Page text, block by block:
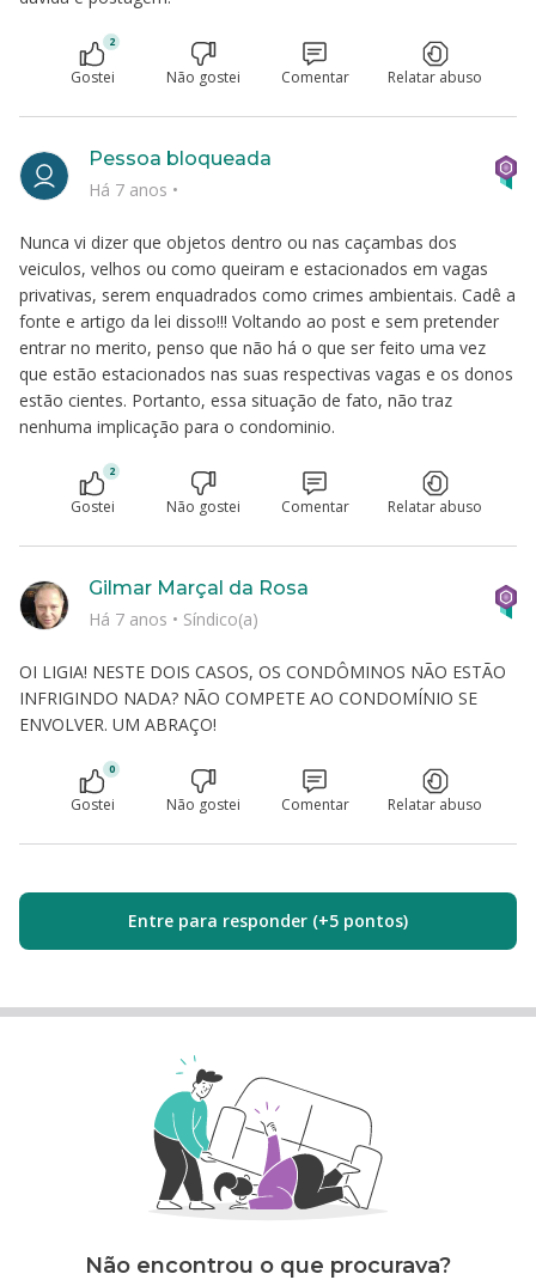
2
Gostei Não gostei Comentar Relatar abuso
Nunca vi dizer que objetos dentro ou nas caçambas dos
veiculos, velhos ou como queiram e estacionados em vagas
privativas, serem enquadrados como crimes ambientais. Cadê a
fonte e artigo da lei disso!!! Voltando ao post e sem pretender
entrar no merito, penso que não há o que ser feito uma vez
que estão estacionados nas suas respectivas vagas e os donos
estão cientes. Portanto, essa situação de fato, não traz
nenhuma implicação para o condominio.
Pessoa bloqueada
Há 7 anos •
2
Gostei Não gostei Comentar Relatar abuso
OI LIGIA! NESTE DOIS CASOS, OS CONDÔMINOS NÃO ESTÃO
INFRIGINDO NADA? NÃO COMPETE AO CONDOMÍNIO SE
ENVOLVER. UM ABRAÇO!
Gilmar Marçal da Rosa
Há 7 anos • Síndico(a)
0
Gostei Não gostei Comentar Relatar abuso
Entre para responder (+5 pontos)
Não encontrou o que procurava?